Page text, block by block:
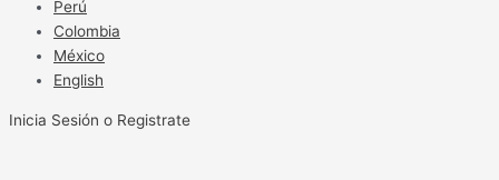
Perú
Colombia
México
English
Inicia Sesión o Registrate